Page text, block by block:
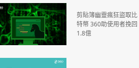
剪貼簿幽靈瘋狂盜取比
特幣 360助使用者挽回
1.8億